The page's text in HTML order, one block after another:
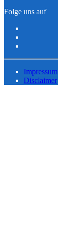
Folge uns auf
Impressum
Disclaimer